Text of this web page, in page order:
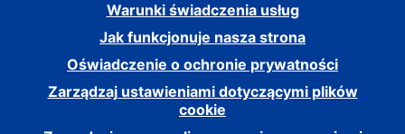
Warunki świadczenia usług
Jak funkcjonuje nasza strona
Oświadczenie o ochronie prywatności
Zarządzaj ustawieniami dotyczącymi plików
cookie